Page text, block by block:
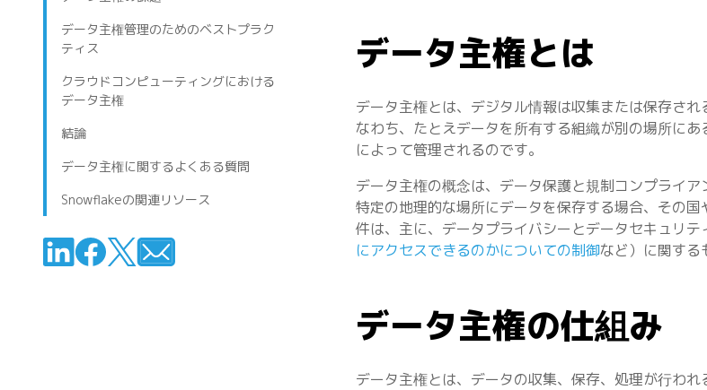
データ主権管理のためのベストプラク
ティス
クラウドコンピューティングにおける
データ主権
結論
データ主権に関するよくある質問
Snowflakeの関連リソース
データ主権とは
データ主権とは、デジタル情報は収集または保存さ
なわち、たとえデータを所有する組織が別の場所に
によって管理されるのです。
データ主権の概念は、データ保護と規制コンプライ
特定の地理的な場所にデータを保存する場合、その
件は、主に、データプライバシーとデータセキュリ
にアクセスできるのかについての制御など）に関する
データ主権の仕組み
データ主権とは、データの収集、保存、処理が行わ